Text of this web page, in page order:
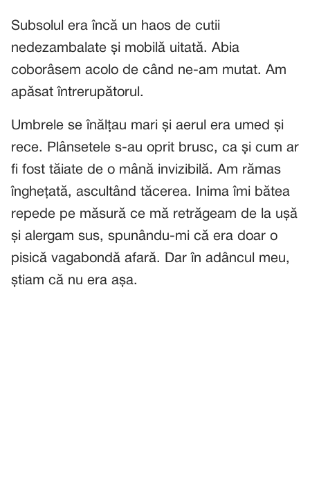
Subsolul era încă un haos de cutii
nedezambalate și mobilă uitată. Abia
coborâsem acolo de când ne-am mutat. Am
apăsat întrerupătorul.
Umbrele se înălțau mari și aerul era umed și
rece. Plânsetele s-au oprit brusc, ca și cum ar
fi fost tăiate de o mână invizibilă. Am rămas
înghețată, ascultând tăcerea. Inima îmi bătea
repede pe măsură ce mă retrăgeam de la ușă
și alergam sus, spunându-mi că era doar o
pisică vagabondă afară. Dar în adâncul meu,
știam că nu era așa.